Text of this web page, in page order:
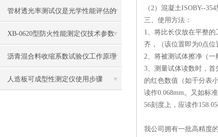
和步骤
管材透光率测试仪是光学性能评估的
伙伴
XB-0620型防火性能测定仪技术参数
沥青混合料收缩系数试验仪工作原理
人造板可成型性测定仪使用步骤
（2）混凝土ISOBY--
三、 使用方法：
1、将比长仪放在平整
齐，（该位置即为0点
2、将被测试体擦净（
3、测量试体读数时，
的红色数值（如千分表
读作0.068mm。又如标
56刻度上，应读作
我公司拥有一批高精度